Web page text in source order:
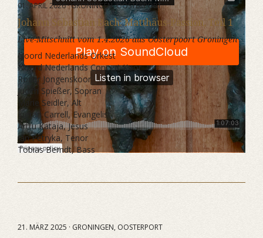
01. APRIL 2026 · GRONINGEN, OOSTERPORT
Johann Sebastian Bach: Matthäus-Passion, Teil 1
Live-Mitschnitt vom 1.4.2026 aus Oosterpoort Groningen
Noord Nederlands Orkest
Noord Nederlands Concert Koor
Roder Jongenskoor
Judith Spießer, Sopran
Marie Seidler, Alt
Kieran Carrell, Evangelist
Arttu Kataja, Jesus
Jan Petryka, Tenor
Tobias Berndt, Bass
21. MÄRZ 2025 · GRONINGEN, OOSTERPORT